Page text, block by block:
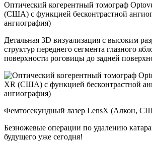
Оптический когерентный томограф
(США) с функцией бесконтрастной
ангиография)
Детальная 3D визуализация с высоким
структур переднего сегмента глазного
поверхности роговицы до задней
Фемтосекундный лазер LensX (Алкон,
Безножевые операции по удалению
будущего уже сегодня!